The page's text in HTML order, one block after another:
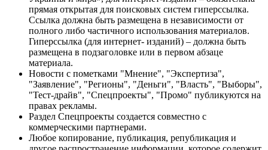
прямая открытая для поисковых систем гиперссылка.
Ссылка должна быть размещена в независимости от
полного либо частичного использования материалов.
Гиперссылка (для интернет- изданий) – должна быть
размещена в подзаголовке или в первом абзаце
материала.
Новости с пометками "Мнение", "Экспертиза",
"Заявление", "Регионы", "Деньги", "Власть", "Выборы",
"Тест-драйв", "Спецпроекты", "Промо" публикуются на
правах рекламы.
Раздел Спецпроекты создается совместно с
коммерческими партнерами.
Любое копирование, публикация, републикация и